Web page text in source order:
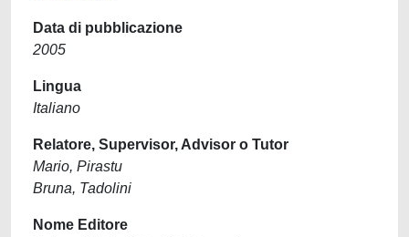
Data di pubblicazione
2005
Lingua
Italiano
Relatore, Supervisor, Advisor o Tutor
Mario, Pirastu
Bruna, Tadolini
Nome Editore